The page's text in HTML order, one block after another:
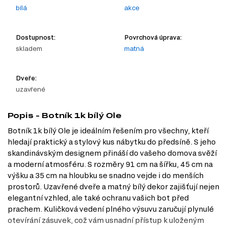
bílá akce
Dostupnost:
skladem
Povrchová úprava:
matná
Dveře:
uzavřené
Popis - Botník 1k bílý Ole
Botník 1k bílý Ole je ideálním řešením pro všechny, kteří
hledají praktický a stylový kus nábytku do předsíně. S jeho
skandinávským designem přináší do vašeho domova svěží
a moderní atmosféru. S rozměry 91 cm na šířku, 45 cm na
výšku a 35 cm na hloubku se snadno vejde i do menších
prostorů. Uzavřené dveře a matný bílý dekor zajišťují nejen
elegantní vzhled, ale také ochranu vašich bot před
prachem. Kuličková vedení plného výsuvu zaručují plynulé
otevírání zásuvek, což vám usnadní přístup k uloženým